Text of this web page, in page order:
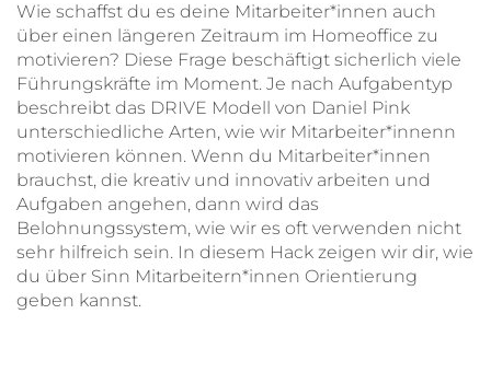
Wie schaffst du es deine Mitarbeiter*innen auch
über einen längeren Zeitraum im Homeoffice zu
motivieren? Diese Frage beschäftigt sicherlich viele
Führungskräfte im Moment. Je nach Aufgabentyp
beschreibt das DRIVE Modell von Daniel Pink
unterschiedliche Arten, wie wir Mitarbeiter*innenn
motivieren können. Wenn du Mitarbeiter*innen
brauchst, die kreativ und innovativ arbeiten und
Aufgaben angehen, dann wird das
Belohnungssystem, wie wir es oft verwenden nicht
sehr hilfreich sein. In diesem Hack zeigen wir dir, wie
du über Sinn Mitarbeitern*innen Orientierung
geben kannst.